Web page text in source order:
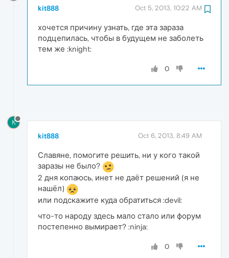
kit888 Oct 5, 2013, 10:22 AM
хочется причину узнать, где эта зараза
подцепилась, чтобы в будущем не заболеть
тем же :knight:
0
K
kit888 Oct 6, 2013, 8:49 AM
Славяне, помогите решить, ни у кого такой
заразы не было?
2 дня копаюсь, инет не даёт решений (я не
нашёл)
или подскажите куда обратиться :devil:
что-то народу здесь мало стало или форум
постепенно вымирает? :ninja:
0